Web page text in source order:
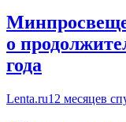
о
года
Lenta.ru12 месяцев